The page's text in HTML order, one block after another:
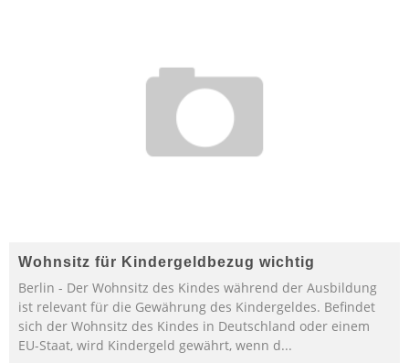
Wohnsitz für Kindergeldbezug wichtig
Berlin - Der Wohnsitz des Kindes während der Ausbildung
ist relevant für die Gewährung des Kindergeldes. Befindet
sich der Wohnsitz des Kindes in Deutschland oder einem
EU-Staat, wird Kindergeld gewährt, wenn d...